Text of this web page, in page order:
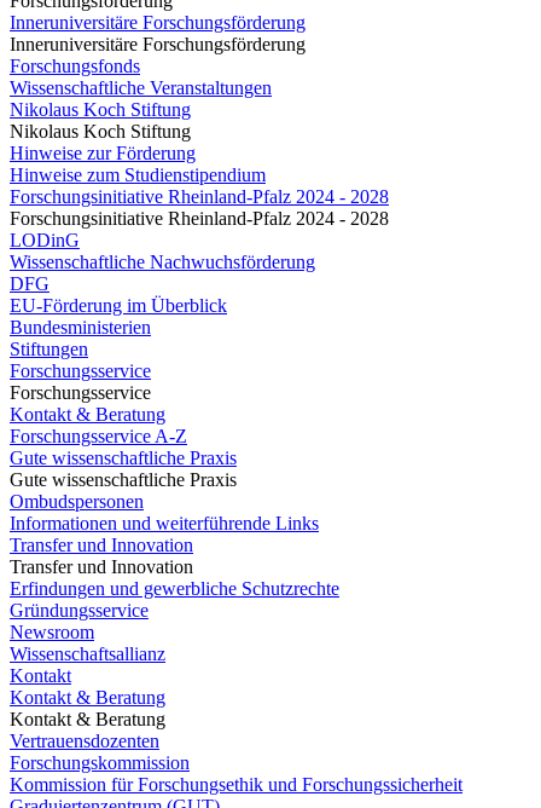
Inneruniversitäre Forschungsförderung
Inneruniversitäre Forschungsförderung
Forschungsfonds
Wissenschaftliche Veranstaltungen
Nikolaus Koch Stiftung
Nikolaus Koch Stiftung
Hinweise zur Förderung
Hinweise zum Studienstipendium
Forschungsinitiative Rheinland-Pfalz 2024 - 2028
Forschungsinitiative Rheinland-Pfalz 2024 - 2028
LODinG
Wissenschaftliche Nachwuchsförderung
DFG
EU-Förderung im Überblick
Bundesministerien
Stiftungen
Forschungsservice
Forschungsservice
Kontakt & Beratung
Forschungsservice A-Z
Gute wissenschaftliche Praxis
Gute wissenschaftliche Praxis
Ombudspersonen
Informationen und weiterführende Links
Transfer und Innovation
Transfer und Innovation
Erfindungen und gewerbliche Schutzrechte
Gründungsservice
Newsroom
Wissenschaftsallianz
Kontakt
Kontakt & Beratung
Kontakt & Beratung
Vertrauensdozenten
Forschungskommission
Kommission für Forschungsethik und Forschungssicherheit